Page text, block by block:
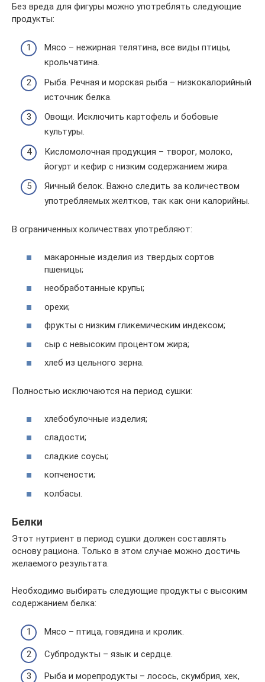
Без вреда для фигуры можно употреблять следующие
продукты:
Мясо – нежирная телятина, все виды птицы,
крольчатина.
Рыба. Речная и морская рыба – низкокалорийный
источник белка.
Овощи. Исключить картофель и бобовые
культуры.
Кисломолочная продукция – творог, молоко,
йогурт и кефир с низким содержанием жира.
Яичный белок. Важно следить за количеством
употребляемых желтков, так как они калорийны.
В ограниченных количествах употребляют:
макаронные изделия из твердых сортов
пшеницы;
необработанные крупы;
орехи;
фрукты с низким гликемическим индексом;
сыр с невысоким процентом жира;
хлеб из цельного зерна.
Полностью исключаются на период сушки:
хлебобулочные изделия;
сладости;
сладкие соусы;
копчености;
колбасы.
Белки
Этот нутриент в период сушки должен составлять
основу рациона. Только в этом случае можно достичь
желаемого результата.
Необходимо выбирать следующие продукты с высоким
содержанием белка:
Мясо – птица, говядина и кролик.
Субпродукты – язык и сердце.
Рыба и морепродукты – лосось, скумбрия, хек,